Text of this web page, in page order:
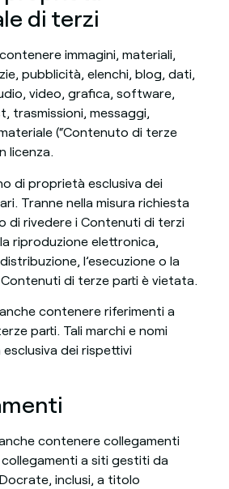
di terzi
immagini, materiali,
pubblicità, elenchi, blog, dati,
video, grafica, software,
trasmissioni, messaggi,
(“Contenuto di terze
licenza.
di proprietà esclusiva dei
Tranne nella misura richiesta
di rivedere i Contenuti di terzi
riproduzione elettronica,
l’esecuzione o la
di terze parti è vietata.
contenere riferimenti a
parti. Tali marchi e nomi
dei rispettivi
contenere collegamenti
a siti gestiti da
inclusi, a titolo